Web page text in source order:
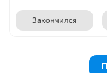
Закончился